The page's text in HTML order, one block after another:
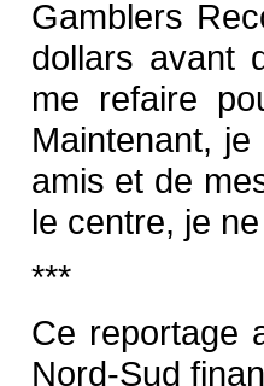
Gamblers
dollars avant
me refaire
Maintenant,
amis et de
le centre, je
***
Ce reportage
Nord-Sud